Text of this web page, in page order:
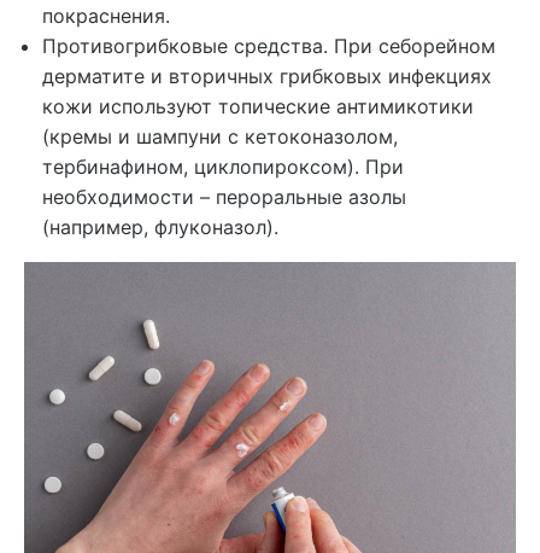
покраснения.
Противогрибковые средства. При себорейном
дерматите и вторичных грибковых инфекциях
кожи используют топические антимикотики
(кремы и шампуни с кетоконазолом,
тербинафином, циклопироксом). При
необходимости – пероральные азолы
(например, флуконазол).